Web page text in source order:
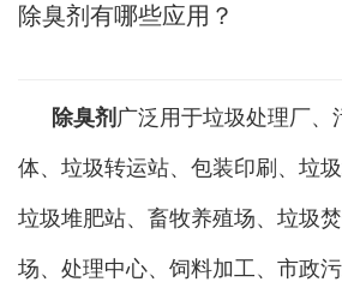
除臭剂有哪些应用？
除臭剂 广泛用于垃圾处理厂、
体、垃圾转运站、包装印刷、垃圾
垃圾堆肥站、畜牧养殖场、垃圾焚
场、处理中心、饲料加工、市政